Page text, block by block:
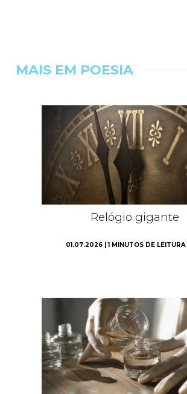
MAIS EM POESIA
Relógio gigante
01.07.2026 | 1 MINUTOS DE LEITURA